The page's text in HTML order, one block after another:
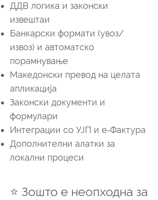
ДДВ логика и законски
извештаи
Банкарски формати (увоз/
извоз) и автоматско
порамнување
Македонски превод на целата
апликација
Законски документи и
формулари
Интеграции со УЈП и e‑Фактура
Дополнителни алатки за
локални процеси
⭐ Зошто е неопходна за